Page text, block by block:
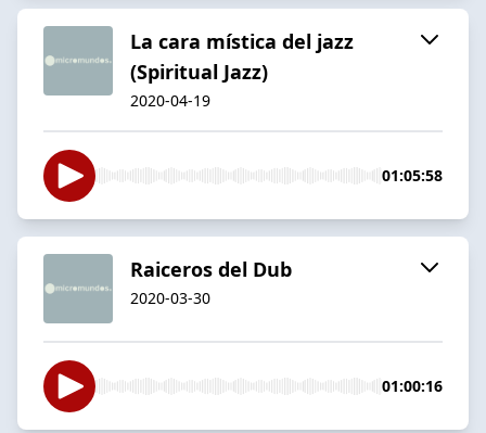
La cara mística del jazz
(Spiritual Jazz)
2020-04-19
01:05:58
Raiceros del Dub
2020-03-30
01:00:16